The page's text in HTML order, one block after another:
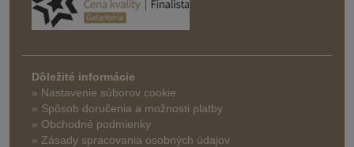
Dôležité informácie
» Nastavenie súborov cookie
» Spôsob doručenia a možnosti platby
» Obchodné podmienky
» Zásady spracovania osobných údajov